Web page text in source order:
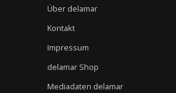
Über delamar
Kontakt
Impressum
delamar Shop
Mediadaten delamar